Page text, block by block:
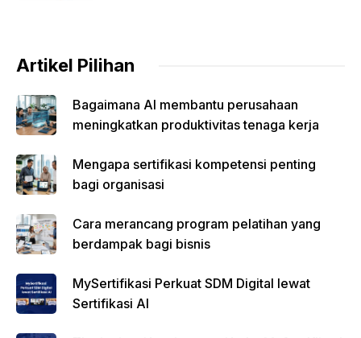
Artikel Pilihan
Bagaimana AI membantu perusahaan
meningkatkan produktivitas tenaga kerja
Mengapa sertifikasi kompetensi penting
bagi organisasi
Cara merancang program pelatihan yang
berdampak bagi bisnis
MySertifikasi Perkuat SDM Digital lewat
Sertifikasi AI